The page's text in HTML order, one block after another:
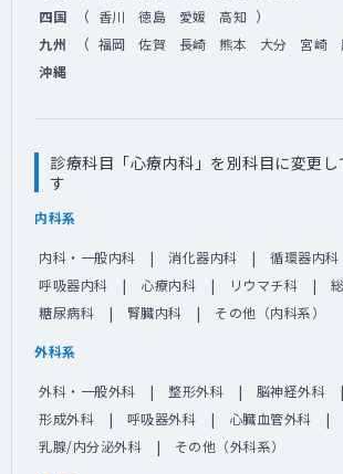
四国 （ 香川 徳島 愛媛 高知 ）
九州 （ 福岡 佐賀 長崎 熊本 大分 宮崎
沖縄
診療科目「心療内科」を別科目に変更
す
内科系
内科・一般内科 消化器内科 循環器内科
呼吸器内科
心療内科 リウマチ科
糖尿病科
腎臓内科 その他（内科系）
外科系
外科・一般外科 整形外科 脳神経外科
形成外科
呼吸器外科
心臓血管外科
乳腺/内分泌外科
その他（外科系）